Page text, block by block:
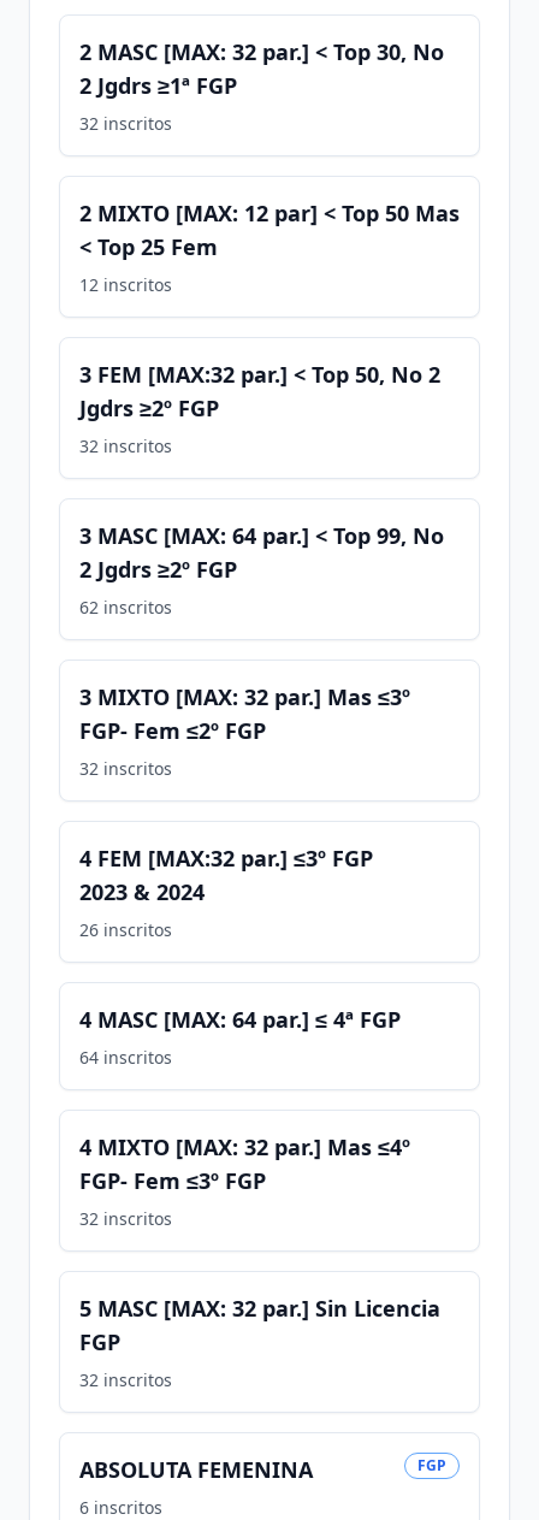
2 MASC [MAX: 32 par.] < Top 30, No
2 Jgdrs ≥1ª FGP
32 inscritos
2 MIXTO [MAX: 12 par] < Top 50 Mas
< Top 25 Fem
12 inscritos
3 FEM [MAX:32 par.] < Top 50, No 2
Jgdrs ≥2º FGP
32 inscritos
3 MASC [MAX: 64 par.] < Top 99, No
2 Jgdrs ≥2º FGP
62 inscritos
3 MIXTO [MAX: 32 par.] Mas ≤3º
FGP- Fem ≤2º FGP
32 inscritos
4 FEM [MAX:32 par.] ≤3º FGP
2023 & 2024
26 inscritos
4 MASC [MAX: 64 par.] ≤ 4ª FGP
64 inscritos
4 MIXTO [MAX: 32 par.] Mas ≤4º
FGP- Fem ≤3º FGP
32 inscritos
5 MASC [MAX: 32 par.] Sin Licencia
FGP
32 inscritos
ABSOLUTA FEMENINA FGP
6 inscritos